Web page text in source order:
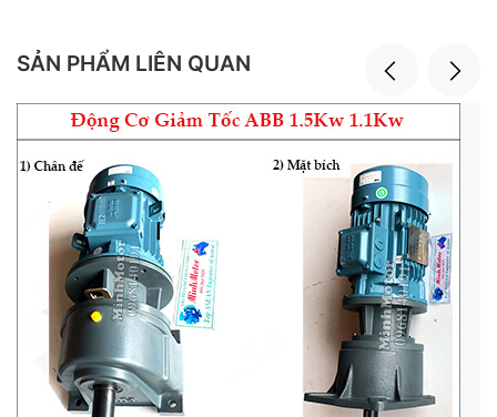
SẢN PHẨM LIÊN QUAN